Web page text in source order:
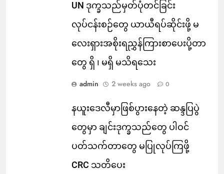
UN ဒုက္ခသည်မှတ်ပုံတင်ခြင်း
လုပ်ငန်းစဉ်တွေ ယာယီရပ်ဆိုင်းဖို့ မ
လေးရှားအစိုးရညွှန်ကြားစာပေးပို့တာ
တွေ ရှိ ၊ မရှိ မသိရသေး
admin 2 weeks ago 0
နယူးဒေလီမှာဖြစ်ပွားနေတဲ့ ဆန္ဒပြပွဲ
တွေမှာ ချင်းဒုက္ခသည်တွေ ပါဝင်
ပတ်သက်တာတွေ မပြုလုပ်ကြဖို့
CRC သတိပေး